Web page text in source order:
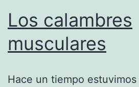
Los calambres
musculares
Hace un tiempo